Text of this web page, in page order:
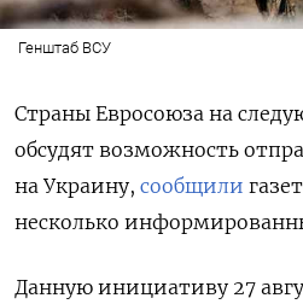
Генштаб ВСУ
Страны Евросоюза на
обсудят возможность
на Украину, сообщили
несколько
Данную инициативу 27